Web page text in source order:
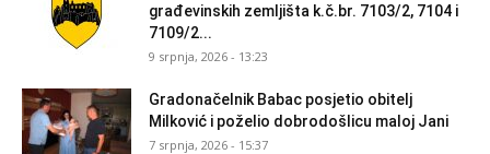
građevinskih zemljišta k.č.br. 7103/2, 7104 i
7109/2...
9 srpnja, 2026 - 13:23
Gradonačelnik Babac posjetio obitelj
Milković i poželio dobrodošlicu maloj Jani
7 srpnja, 2026 - 15:37